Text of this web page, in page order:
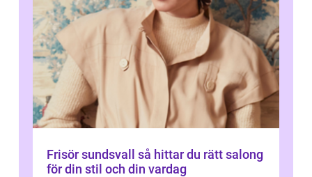
Frisör sundsvall så hittar du rätt salong
för din stil och din vardag